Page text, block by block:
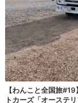
【わんこと全国旅
トカーズ「オーステ